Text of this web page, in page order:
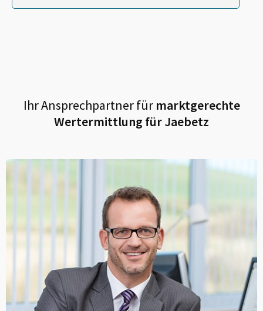
Ihr Ansprechpartner fürmarktgerechte
Wertermittlung fürJaebetz